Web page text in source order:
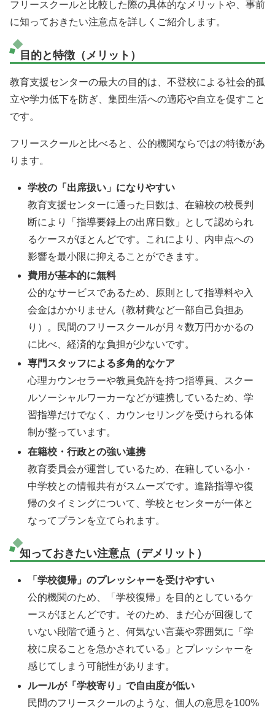
フリースクールと比較した際の具体的なメリットや、事前
に知っておきたい注意点を詳しくご紹介します。
目的と特徴（メリット）
教育支援センターの最大の目的は、不登校による社会的孤
立や学力低下を防ぎ、集団生活への適応や自立を促すこと
です。
フリースクールと比べると、公的機関ならではの特徴があ
ります。
学校の「出席扱い」になりやすい
教育支援センターに通った日数は、在籍校の校長判
断により「指導要録上の出席日数」として認められ
るケースがほとんどです。これにより、内申点への
影響を最小限に抑えることができます。
費用が基本的に無料
公的なサービスであるため、原則として指導料や入
会金はかかりません（教材費など一部自己負担あ
り）。民間のフリースクールが月々数万円かかるの
に比べ、経済的な負担が少ないです。
専門スタッフによる多角的なケア
心理カウンセラーや教員免許を持つ指導員、スクー
ルソーシャルワーカーなどが連携しているため、学
習指導だけでなく、カウンセリングを受けられる体
制が整っています。
在籍校・行政との強い連携
教育委員会が運営しているため、在籍している小・
中学校との情報共有がスムーズです。進路指導や復
帰のタイミングについて、学校とセンターが一体と
なってプランを立てられます。
知っておきたい注意点（デメリット）
「学校復帰」のプレッシャーを受けやすい
公的機関のため、「学校復帰」を目的としているケ
ースがほとんどです。そのため、まだ心が回復して
いない段階で通うと、何気ない言葉や雰囲気に「学
校に戻ることを急かされている」とプレッシャーを
感じてしまう可能性があります。
ルールが「学校寄り」で自由度が低い
民間のフリースクールのような、個人の意思を100%